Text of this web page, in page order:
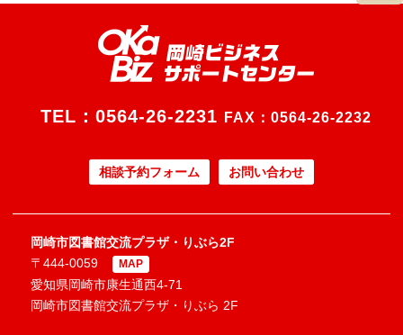
TEL： 0564-26-2231 FAX：0564-26-2232
相談予約フォーム お問い合わせ
岡崎市図書館交流プラザ・りぶら2F
〒444-0059
MAP
愛知県岡崎市康生通西4-71
岡崎市図書館交流プラザ・りぶら 2F